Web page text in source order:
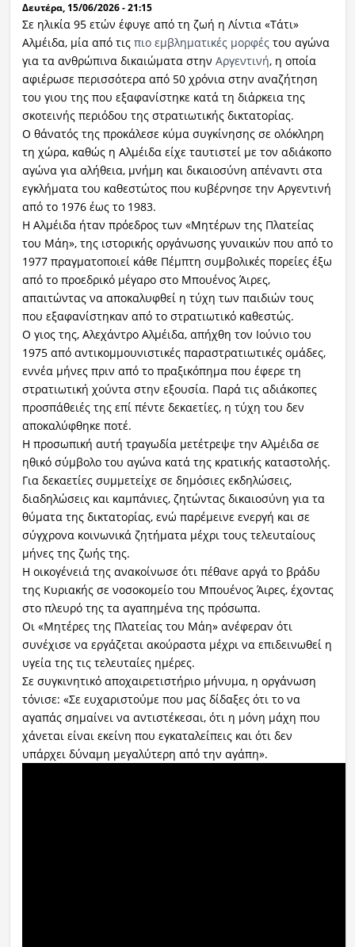
Δευτέρα, 15/06/2026 - 21:15
Σε ηλικία 95 ετών έφυγε από τη ζωή η Λίντια «Τάτι»
Αλμέιδα, μία από τις πιο εμβληματικές μορφέςτου αγώνα
για τα ανθρώπινα δικαιώματα στην Αργεντινή, η οποία
αφιέρωσε περισσότερα από 50 χρόνια στην αναζήτηση
του γιου της που εξαφανίστηκε κατά τη διάρκεια της
σκοτεινής περιόδου της στρατιωτικής δικτατορίας.
Ο θάνατός της προκάλεσε κύμα συγκίνησης σε ολόκληρη
τη χώρα, καθώς η Αλμέιδα είχε ταυτιστεί με τον αδιάκοπο
αγώνα για αλήθεια, μνήμη και δικαιοσύνη απέναντι στα
εγκλήματα του καθεστώτος που κυβέρνησε την Αργεντινή
από το 1976 έως το 1983.
Η Αλμέιδα ήταν πρόεδρος των «Μητέρων της Πλατείας
του Μάη», της ιστορικής οργάνωσης γυναικών που από το
1977 πραγματοποιεί κάθε Πέμπτη συμβολικές πορείες έξω
από το προεδρικό μέγαρο στο Μπουένος Άιρες,
απαιτώντας να αποκαλυφθεί η τύχη των παιδιών τους
που εξαφανίστηκαν από το στρατιωτικό καθεστώς.
Ο γιος της, Αλεχάντρο Αλμέιδα, απήχθη τον Ιούνιο του
1975 από αντικομμουνιστικές παραστρατιωτικές ομάδες,
εννέα μήνες πριν από το πραξικόπημα που έφερε τη
στρατιωτική χούντα στην εξουσία. Παρά τις αδιάκοπες
προσπάθειές της επί πέντε δεκαετίες, η τύχη του δεν
αποκαλύφθηκε ποτέ.
Η προσωπική αυτή τραγωδία μετέτρεψε την Αλμέιδα σε
ηθικό σύμβολο του αγώνα κατά της κρατικής καταστολής.
Για δεκαετίες συμμετείχε σε δημόσιες εκδηλώσεις,
διαδηλώσεις και καμπάνιες, ζητώντας δικαιοσύνη για τα
θύματα της δικτατορίας, ενώ παρέμεινε ενεργή και σε
σύγχρονα κοινωνικά ζητήματα μέχρι τους τελευταίους
μήνες της ζωής της.
Η οικογένειά της ανακοίνωσε ότι πέθανε αργά το βράδυ
της Κυριακής σε νοσοκομείο του Μπουένος Άιρες, έχοντας
στο πλευρό της τα αγαπημένα της πρόσωπα.
Οι «Μητέρες της Πλατείας του Μάη» ανέφεραν ότι
συνέχισε να εργάζεται ακούραστα μέχρι να επιδεινωθεί η
υγεία της τις τελευταίες ημέρες.
Σε συγκινητικό αποχαιρετιστήριο μήνυμα, η οργάνωση
τόνισε: «Σε ευχαριστούμε που μας δίδαξες ότι το να
αγαπάς σημαίνει να αντιστέκεσαι, ότι η μόνη μάχη που
χάνεται είναι εκείνη που εγκαταλείπεις και ότι δεν
υπάρχει δύναμη μεγαλύτερη από την αγάπη».